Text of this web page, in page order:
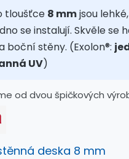
tloušťce 8 mmjsou lehké,
se instalují. Skvěle se
boční stěny. (Exolon®:
UV)
od dvou špičkových
deska 8 mm